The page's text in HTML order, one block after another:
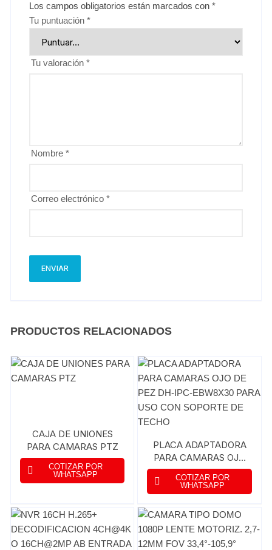
Los campos obligatorios están marcados con*
Tu puntuación*
Tu valoración*
Nombre*
Correo electrónico*
PRODUCTOS RELACIONADOS
CAJA DE UNIONES
PARA CAMARAS PTZ
COTIZAR POR
WHATSAPP
PLACA ADAPTADORA
PARA CAMARAS OJO
DE PEZ DH-IPC-
EBW8X30 PARA USO
CON SOPORTE DE
TECHO
COTIZAR POR
WHATSAPP